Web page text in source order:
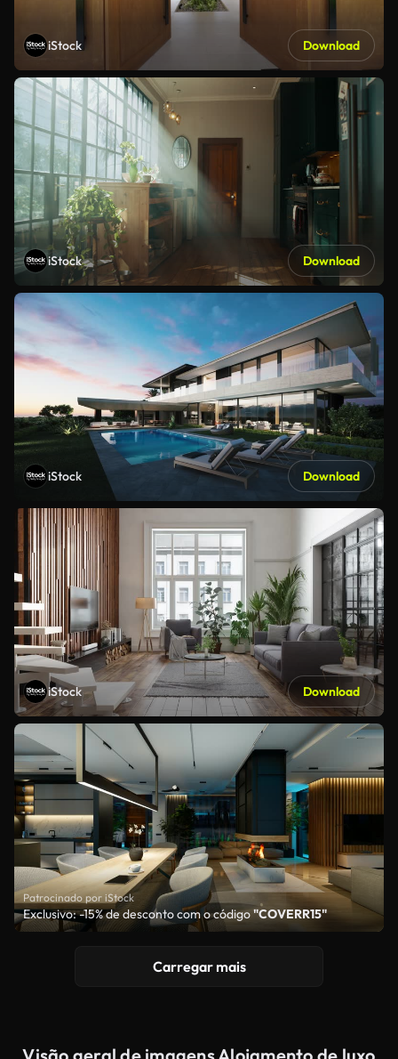
iStock Download
iStock Download
iStock Download
iStock Download
Patrocinado por iStock
Exclusivo: -15% de desconto com o código"COVERR15"
Carregar mais